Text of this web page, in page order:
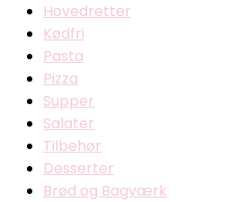
Hovedretter
Kødfri
Pasta
Pizza
Supper
Salater
Tilbehør
Desserter
Brød og Bagværk